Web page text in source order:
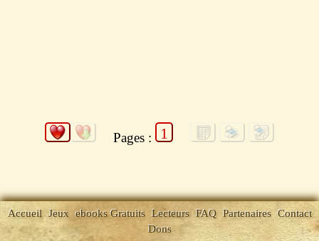
Pages : 1
Accueil Jeux ebooks Gratuits Lecteurs FAQ Partenaires Contact
Dons